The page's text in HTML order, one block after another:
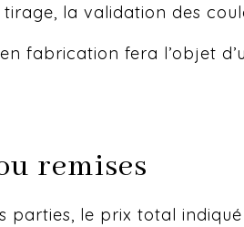
la validation des
fabrication fera l’objet
remises
parties, le prix total indiqué